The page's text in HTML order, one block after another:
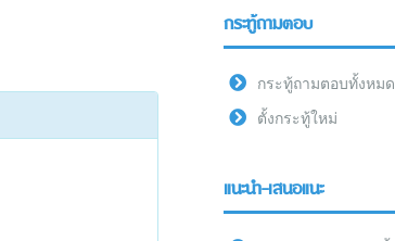
กระทู้ถามตอบ
กระทู้ถามตอบทั้งหมด
ตั้งกระทู้ใหม่
แนะนำ-เสนอแนะ